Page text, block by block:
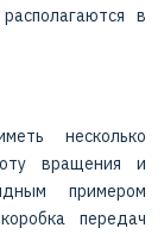
в
несколько
вращения и
примером
передач